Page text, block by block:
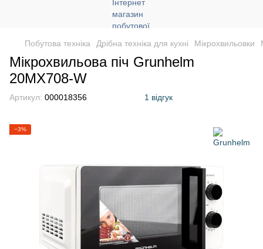
Побутова техніка Дрібна техніка для кухні Мікрохвильовки
Мікрохвильова піч Grunhelm
20MX708-W
Артикул: 000018356 1 відгук
−3%